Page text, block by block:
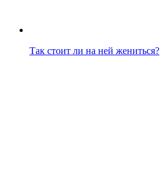
Так стоит ли на ней жениться?